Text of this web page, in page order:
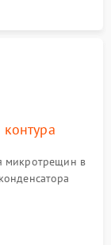
микротрещин в
осушителя и
засоров.